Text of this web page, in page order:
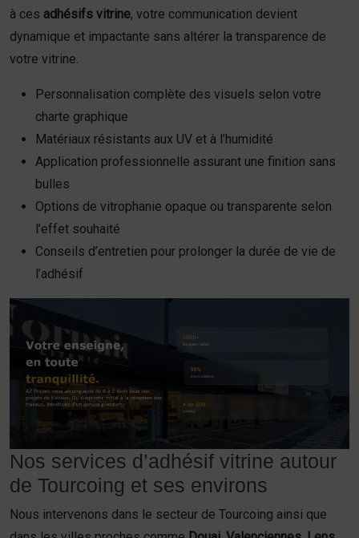
à ces adhésifs vitrine, votre communication devient
dynamique et impactante sans altérer la transparence de
votre vitrine.
Personnalisation complète des visuels selon votre
charte graphique
Matériaux résistants aux UV et à l’humidité
Application professionnelle assurant une finition sans
bulles
Options de vitrophanie opaque ou transparente selon
l’effet souhaité
Conseils d’entretien pour prolonger la durée de vie de
l’adhésif
Nos services d’adhésif vitrine autour
de Tourcoing et ses environs
Nous intervenons dans le secteur de Tourcoing ainsi que